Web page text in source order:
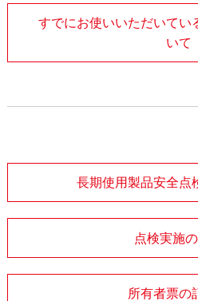
すでにお使いいただいてい
いて
長期使用製品安全点
点検実施
所有者票の